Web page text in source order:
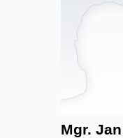
Mgr.